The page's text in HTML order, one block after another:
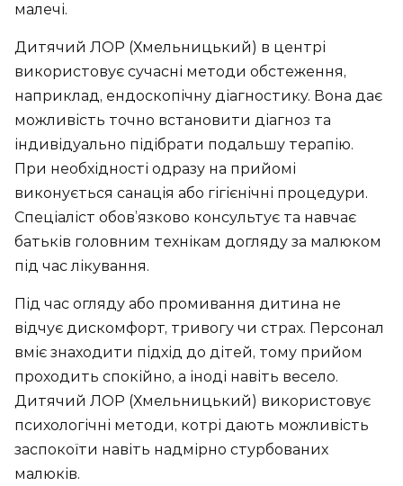
малечі.
Дитячий ЛОР (Хмельницький) в центрі
використовує сучасні методи обстеження,
наприклад, ендоскопічну діагностику. Вона дає
можливість точно встановити діагноз та
індивідуально підібрати подальшу терапію.
При необхідності одразу на прийомі
виконується санація або гігієнічні процедури.
Спеціаліст обов’язково консультує та навчає
батьків головним технікам догляду за малюком
під час лікування.
Під час огляду або промивання дитина не
відчує дискомфорт, тривогу чи страх. Персонал
вміє знаходити підхід до дітей, тому прийом
проходить спокійно, а іноді навіть весело.
Дитячий ЛОР (Хмельницький) використовує
психологічні методи, котрі дають можливість
заспокоїти навіть надмірно стурбованих
малюків.